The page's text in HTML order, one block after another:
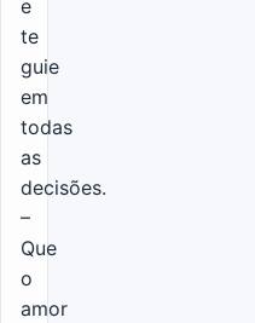
e
te
guie
em
todas
as
decisões.
–
Que
o
amor